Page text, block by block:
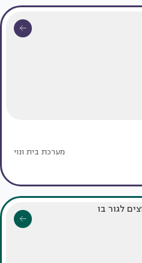
מערכת בית ונוי